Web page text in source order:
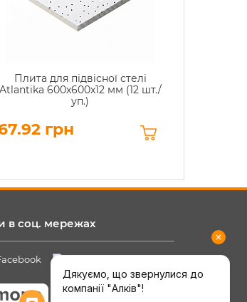
Плита для підвісної стелі
Atlantika 600x600x12 мм (12 шт./
уп.)
грн
в соц. мережах